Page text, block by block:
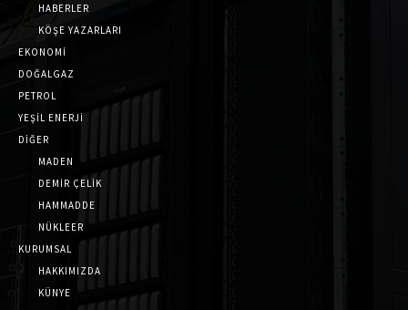
HABERLER
KÖŞE YAZARLARI
EKONOMİ
DOĞALGAZ
PETROL
YEŞİL ENERJİ
DİĞER
MADEN
DEMİR ÇELİK
HAMMADDE
NÜKLEER
KURUMSAL
HAKKIMIZDA
KÜNYE